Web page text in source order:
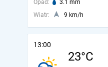
Opad: 3.1 mm
Wiatr:
9 km/h
13:00
23°C